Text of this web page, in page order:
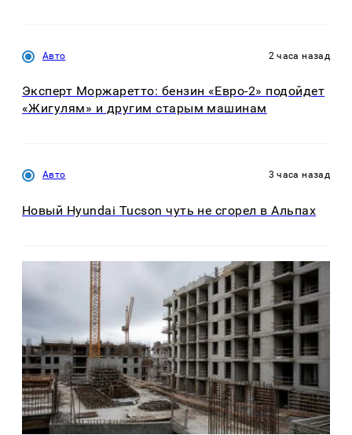
Авто 2 часа назад
Эксперт Моржаретто: бензин «Евро-2» подойдет
«Жигулям» и другим старым машинам
Авто 3 часа назад
Новый Hyundai Tucson чуть не сгорел в Альпах